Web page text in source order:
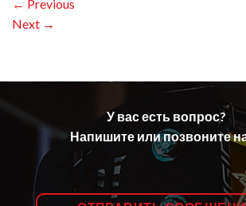
← Previous
Next →
У вас есть вопрос?
Напишите или позвоните